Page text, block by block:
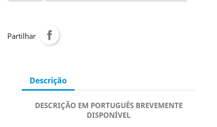
Partilhar
Descrição
DESCRIÇÃO EM PORTUGUÊS BREVEMENTE
DISPONÍVEL